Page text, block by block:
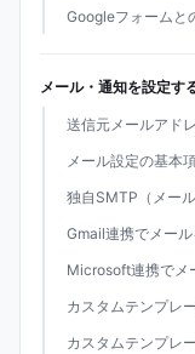
Googleフォームと
メール・通知を設定す
送信元メールアド
メール設定の基本
独自SMTP（メー
Gmail連携でメー
Microsoft連携でメ
カスタムテンプレ
カスタムテンプレ